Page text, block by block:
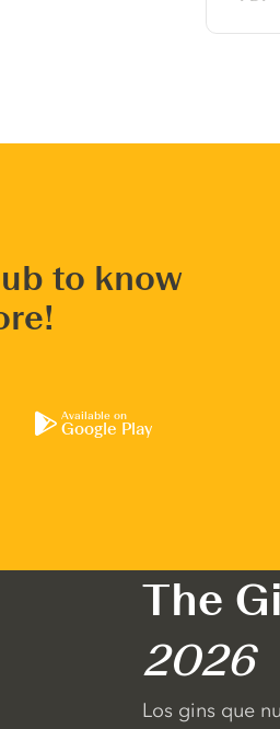
to know
Available on
Google Play
The
2026
Los gins que